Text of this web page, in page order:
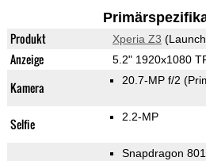
Produkt Xperia Z3
Anzeige 5.2" 1920x1080
Kamera 20.7-MP f/2
Selfie 2.2-MP
Snapdragon